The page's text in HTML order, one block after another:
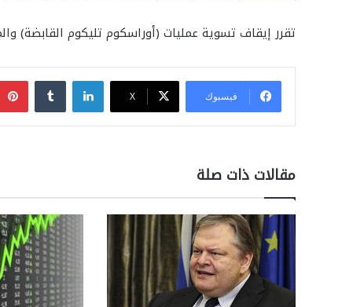
تقرر إيقاف تسوية عمليات (أوراسكوم تليكوم القابضة)
فيسبوك ‫X
لينكدإن
مقالات ذات صلة